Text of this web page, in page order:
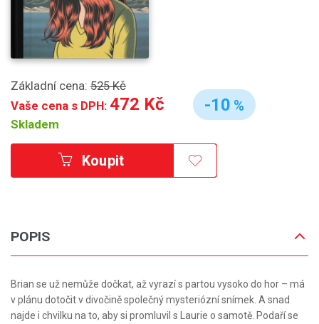
Základní cena: 525 Kč
Vaše cena s DPH: 472 Kč
Skladem
-10 %
Koupit
POPIS
Brian se už nemůže dočkat, až vyrazí s partou vysoko do hor – má
v plánu dotočit v divočině společný mysteriózní snímek. A snad
najde i chvilku na to, aby si promluvil s Laurie o samotě. Podaří se